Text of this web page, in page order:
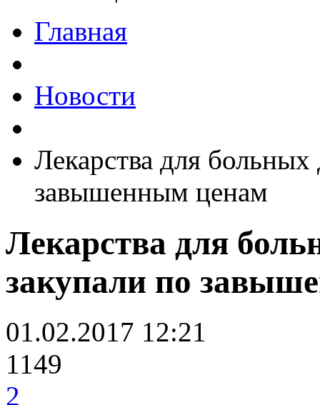
Главная
Новости
Лекарства для
завышенным ценам
Лекарства для
закупали по
01.02.2017 12:21
1149
2